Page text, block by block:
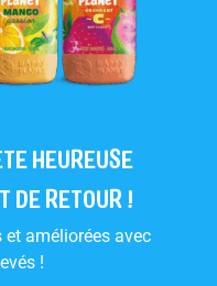
HEUREUSE
DE RETOUR !
améliorées avec
!